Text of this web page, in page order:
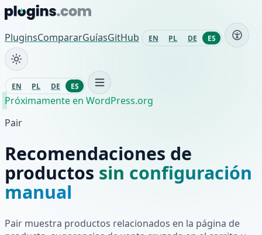
Saltar al contenido
PluginsCompararGuíasGitHub EN PL DE ES
EN PL DE ES
Próximamente en WordPress.org
Pair
Recomendaciones de
productos sin configuración
manual
Pair muestra productos relacionados en la página de